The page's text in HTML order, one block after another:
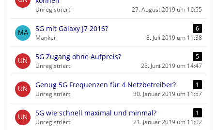
Unregistriert 27. August 2019 um 16:55
5G mit Galaxy J7 2016?
6
Mankei
8. Juli 2019 um 11:38
5G Zugang ohne Aufpreis?
5
Unregistriert
25. Juni 2019 um 14:47
Genug 5G Frequenzen für 4 Netzbetreiber?
1
Unregistriert
30. Januar 2019 um 11:57
5G wie schnell maximal und minmal?
1
Unregistriert
21. Januar 2019 um 11:02